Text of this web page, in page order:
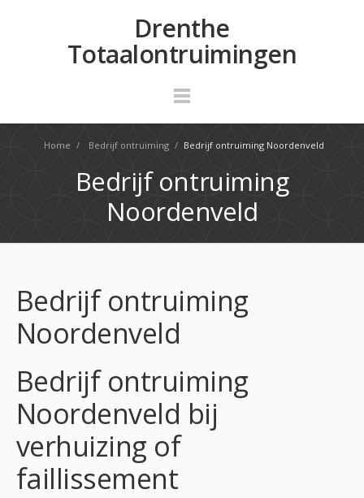
Drenthe
Totaalontruimingen
Home / Bedrijf ontruiming / Bedrijf ontruiming Noordenveld
Bedrijf ontruiming
Noordenveld
Bedrijf ontruiming
Noordenveld
Bedrijf ontruiming
Noordenveld bij
verhuizing of
faillissement